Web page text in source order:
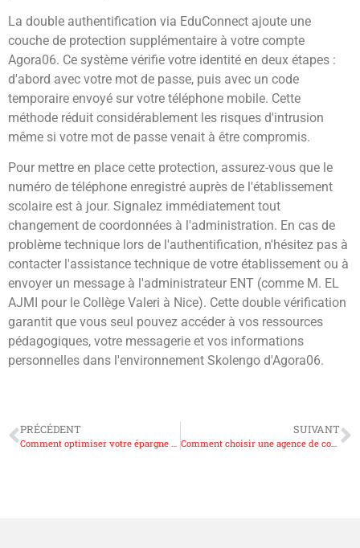
La double authentification via EduConnect ajoute une
couche de protection supplémentaire à votre compte
Agora06. Ce système vérifie votre identité en deux étapes :
d'abord avec votre mot de passe, puis avec un code
temporaire envoyé sur votre téléphone mobile. Cette
méthode réduit considérablement les risques d'intrusion
même si votre mot de passe venait à être compromis.
Pour mettre en place cette protection, assurez-vous que le
numéro de téléphone enregistré auprès de l'établissement
scolaire est à jour. Signalez immédiatement tout
changement de coordonnées à l'administration. En cas de
problème technique lors de l'authentification, n'hésitez pas à
contacter l'assistance technique de votre établissement ou à
envoyer un message à l'administrateur ENT (comme M. EL
AJMI pour le Collège Valeri à Nice). Cette double vérification
garantit que vous seul pouvez accéder à vos ressources
pédagogiques, votre messagerie et vos informations
personnelles dans l'environnement Skolengo d'Agora06.
PRÉCÉDENT
Comment optimiser votre épargne avec www.ca-centrefrance.fr Mon compte CA Centre France – Part 1000
SUIVANT
Comment choisir une agence de communication en Normandie pour votre stratégie digitale